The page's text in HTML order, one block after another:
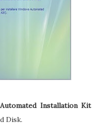
Installation Kit
Disk.